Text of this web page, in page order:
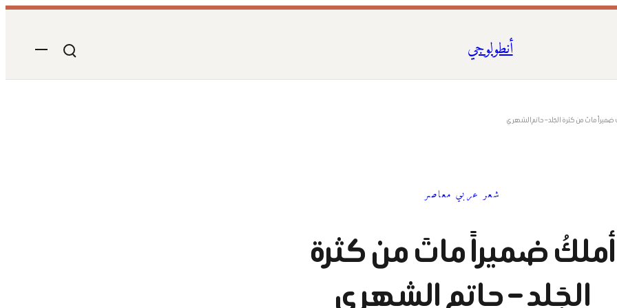
أنطولوجي
ضميراً ماتَ من كثرة الجَلد – حاتم الشهري
شعر عربي معاصر
أملكُ ضميراً ماتَ من كثرة
الجَلد – حاتم الشهري